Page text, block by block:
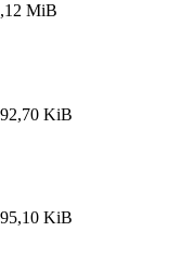
MiB
KiB
KiB